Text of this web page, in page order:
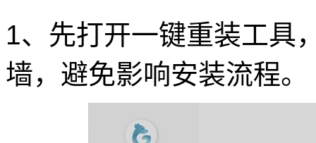
1、先打开一键重装工具
墙，避免影响安装流程。